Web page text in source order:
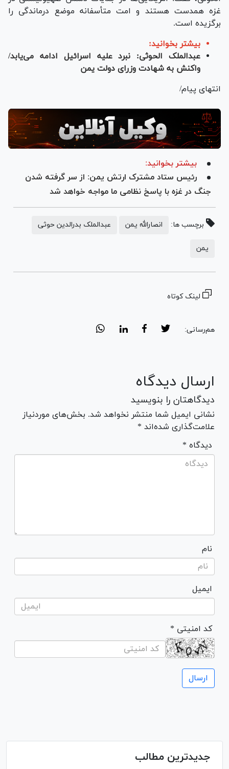
غزه همدست هستند و امت متأسفانه موضع درماندگی را
برگزیده است.
بیشتر بخوانید:
عبدالملک الحوثی: نبرد علیه اسرائیل ادامه می‌یابد/
واکنش به شهادت وزرای دولت یمن
انتهای پیام/
بیشتر بخوانید:
رئیس ستاد مشترک ارتش یمن: از سر گرفته شدن
جنگ در غزه با پاسخ نظامی ما مواجه خواهد شد
برچسب ها: انصارالله یمن عبدالملک بدرالدین حوثی
یمن
لینک کوتاه
هم‌رسانی:
ارسال دیدگاه
دیدگاهتان را بنویسید
نشانی ایمیل شما منتشر نخواهد شد. بخش‌های موردنیاز
علامت‌گذاری شده‌اند *
* دیدگاه
نام
ایمیل
* کد امنیتی
جدیدترین مطالب